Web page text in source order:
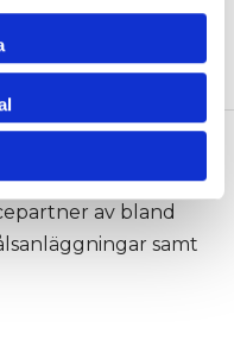
1 m Rostfritt
in för att se pris
av bland
samt